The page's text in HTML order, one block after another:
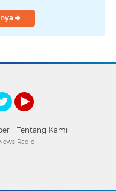
Tentang Kami
Radio